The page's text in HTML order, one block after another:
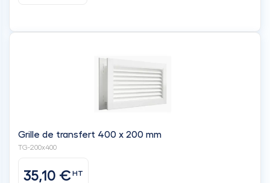
Grille de transfert 400 x 200 mm
TG-200x400
35,10 €HT